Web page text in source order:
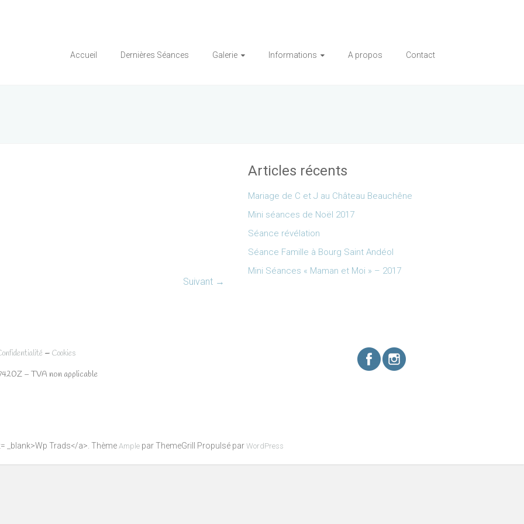
Accueil Dernières Séances Galerie Informations A propos Contact
Suivant →
Articles récents
Mariage de C et J au Château Beauchêne
Mini séances de Noël 2017
Séance révélation
Séance Famille à Bourg Saint Andéol
Mini Séances « Maman et Moi » – 2017
– Cookies
– TVA non applicable
_blank>Wp Trads</a>. Thème Ample par ThemeGrill Propulsé par WordPress